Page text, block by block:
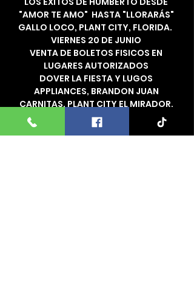
"AMOR TE AMO"  HASTA "LLORARÁS"
GALLO LOCO, PLANT CITY, FLORIDA.
VIERNES 20 DE JUNIO
VENTA DE BOLETOS FISICOS EN
LUGARES AUTORIZADOS
DOVER LA FIESTA Y LUGOS
APPLIANCES, BRANDON JUAN
CARNITAS, PLANT CITY EL MIRADOR,
HAINES CITY JAIMES WESTERN STORE,
CLEARWATER MODA VAQUERA, TAMPA